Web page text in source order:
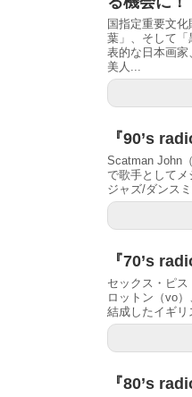
国指定重要文
葉」、そして
表的な日本画家
美人...
『90’s
Scatman John
で歌手として
ジャズ/ダンス
『70’s
セックス・ピ
ロットン（vo
結成したイギリ
『80’s